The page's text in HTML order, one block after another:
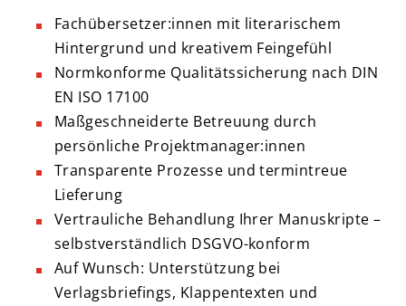
Fachübersetzer:innen mit literarischem
Hintergrund und kreativem Feingefühl
Normkonforme Qualitätssicherung nach DIN
EN ISO 17100
Maßgeschneiderte Betreuung durch
persönliche Projektmanager:innen
Transparente Prozesse und termintreue
Lieferung
Vertrauliche Behandlung Ihrer Manuskripte –
selbstverständlich DSGVO-konform
Auf Wunsch: Unterstützung bei
Verlagsbriefings, Klappentexten und